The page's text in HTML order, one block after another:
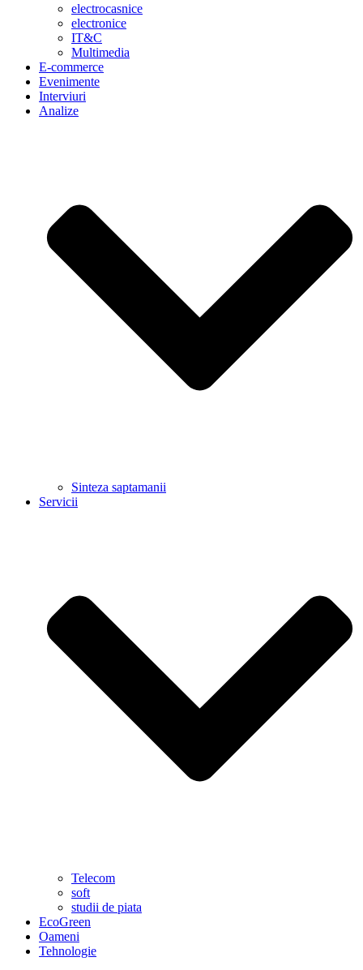
electrocasnice
electronice
IT&C
Multimedia
E-commerce
Evenimente
Interviuri
Analize
Sinteza saptamanii
Servicii
Telecom
soft
studii de piata
EcoGreen
Oameni
Tehnologie